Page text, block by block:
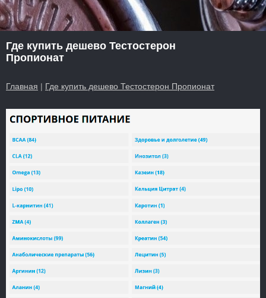
Где купить дешево Тестостерон
Пропионат
Главная | Где купить дешево Тестостерон Пропионат